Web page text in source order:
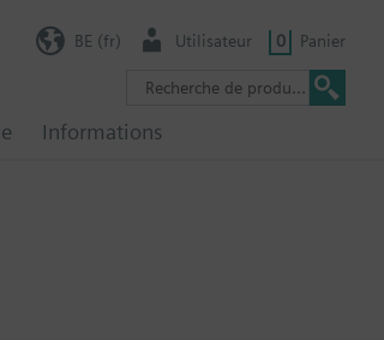
Informations
BE (fr) Utilisateur 0 Panier